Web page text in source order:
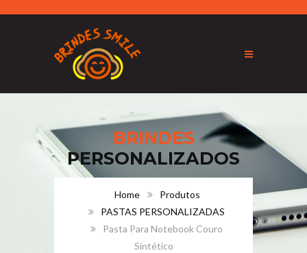
BRINDES
PERSONALIZADOS
Home
Produtos
PASTAS PERSONALIZADAS
Pasta Para Notebook Couro
Sintético